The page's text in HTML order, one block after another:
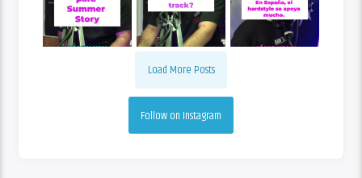
Load More Posts
Follow on Instagram